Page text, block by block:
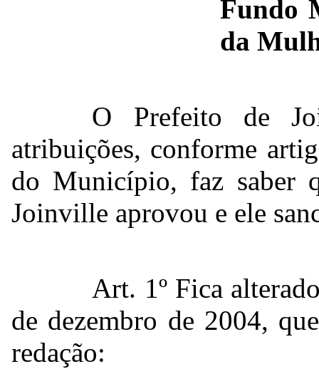
Fundo
da
O Prefeito de
atribuições, conforme
do Município, faz saber
Joinville aprovou e ele
Art. 1º Fica
de dezembro de 2004,
redação: